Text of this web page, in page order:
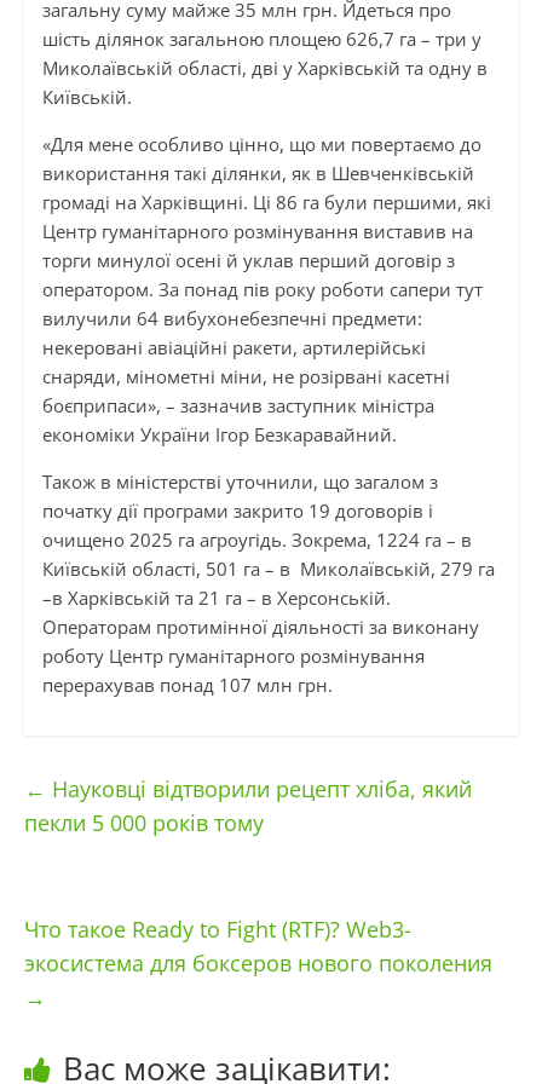
загальну суму майже 35 млн грн. Йдеться про
шість ділянок загальною площею 626,7 га – три у
Миколаївській області, дві у Харківській та одну в
Київській.
«Для мене особливо цінно, що ми повертаємо до
використання такі ділянки, як в Шевченківській
громаді на Харківщині. Ці 86 га були першими, які
Центр гуманітарного розмінування виставив на
торги минулої осені й уклав перший договір з
оператором. За понад пів року роботи сапери тут
вилучили 64 вибухонебезпечні предмети:
некеровані авіаційні ракети, артилерійські
снаряди, мінометні міни, не розірвані касетні
боєприпаси», – зазначив заступник міністра
економіки України Ігор Безкаравайний.
Також в міністерстві уточнили, що загалом з
початку дії програми закрито 19 договорів і
очищено 2025 га агроугідь. Зокрема, 1224 га – в
Київській області, 501 га – в Миколаївській, 279 га
–в Харківській та 21 га – в Херсонській.
Операторам протимінної діяльності за виконану
роботу Центр гуманітарного розмінування
перерахував понад 107 млн грн.
← Науковці відтворили рецепт хліба, який
пекли 5 000 років тому
Что такое Ready to Fight (RTF)? Web3-
экосистема для боксеров нового поколения
→
Вас може зацікавити: